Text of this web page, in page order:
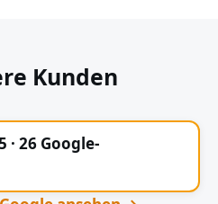
Kunden
· 26 Google-